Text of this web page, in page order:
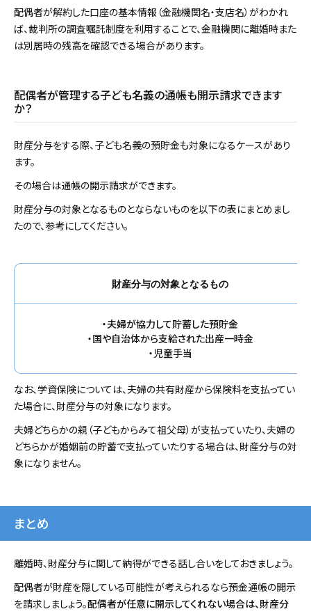
配偶者が解約した口座の基本情報（金融機関名・支店名）がわかれ
ば、裁判所の調査嘱託制度を利用することで、金融機関に離婚時また
は別居時の残高を確認できる場合があります。
配偶者が管理する子ども名義の通帳も開示請求できます
か？
財産分与をする際、子ども名義の預貯金も対象になるケースがあり
ます。
その場合は通帳の開示請求ができます。
財産分与の対象となるものとならないものを以下の表にまとめまし
たので、参考にしてください。
財産分与の対象となるもの
・夫婦が協力して貯蓄した預貯金
・国や自治体から支給された出産一時金
・児童手当
なお、学資保険については、夫婦の共有財産から保険料を支払ってい
た場合に、財産分与の対象になります。
夫婦どちらかの親（子どもからみて祖父母）が支払っていたり、夫婦の
どちらかが婚姻前の貯蓄で支払っていたりする場合は、財産分与の対
象になりません。
まとめ
離婚時、財産分与に関して納得ができる話し合いをしておきましょう。
配偶者が財産を隠している可能性が考えられるなら預金通帳の開示
を請求しましょう。配偶者が任意に開示してくれない場合は、財産分